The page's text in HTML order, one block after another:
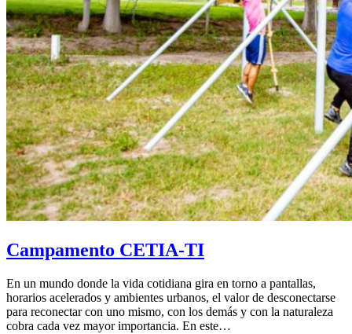
Campamento CETIA-TI
En un mundo donde la vida cotidiana gira en torno a pantallas,
horarios acelerados y ambientes urbanos, el valor de desconectarse
para reconectar con uno mismo, con los demás y con la naturaleza
cobra cada vez mayor importancia. En este…